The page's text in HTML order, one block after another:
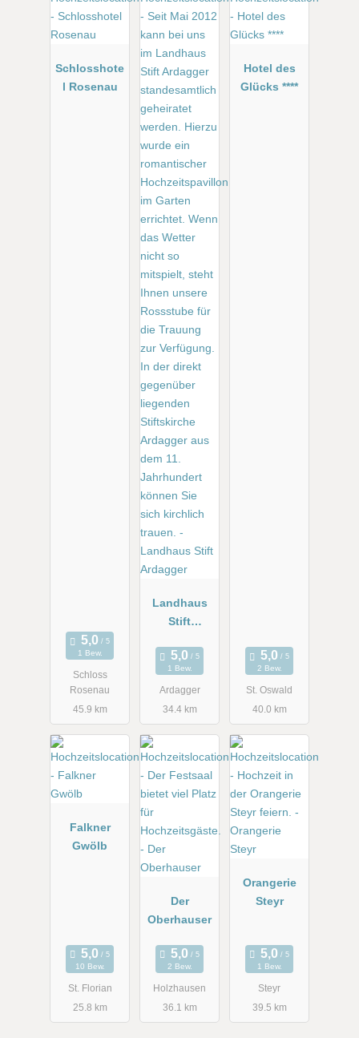
Schlosshote
l Rosenau
1 Bew.
Schloss
Rosenau
45.9 km
Landhaus
Stift
1 Bew.
Ardagger
34.4 km
Hotel des
Glücks ****
2 Bew.
St. Oswald
40.0 km
Falkner
Gwölb
10 Bew.
St. Florian
25.8 km
Der
Oberhauser
2 Bew.
Holzhausen
36.1 km
Orangerie
Steyr
1 Bew.
Steyr
39.5 km